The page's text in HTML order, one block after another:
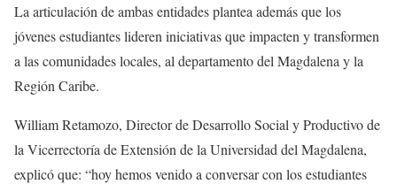
La articulación de ambas entidades plantea además que los
jóvenes estudiantes lideren iniciativas que impacten y transformen
a las comunidades locales, al departamento del Magdalena y la
Región Caribe.
William Retamozo, Director de Desarrollo Social y Productivo de
la Vicerrectoría de Extensión de la Universidad del Magdalena,
explicó que: “hoy hemos venido a conversar con los estudiantes